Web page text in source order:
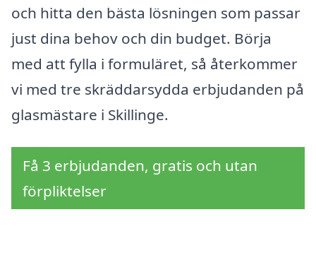
och hitta den bästa lösningen som passar
just dina behov och din budget. Börja
med att fylla i formuläret, så återkommer
vi med tre skräddarsydda erbjudanden på
glasmästare i Skillinge.
Få 3 erbjudanden, gratis och utan
förpliktelser